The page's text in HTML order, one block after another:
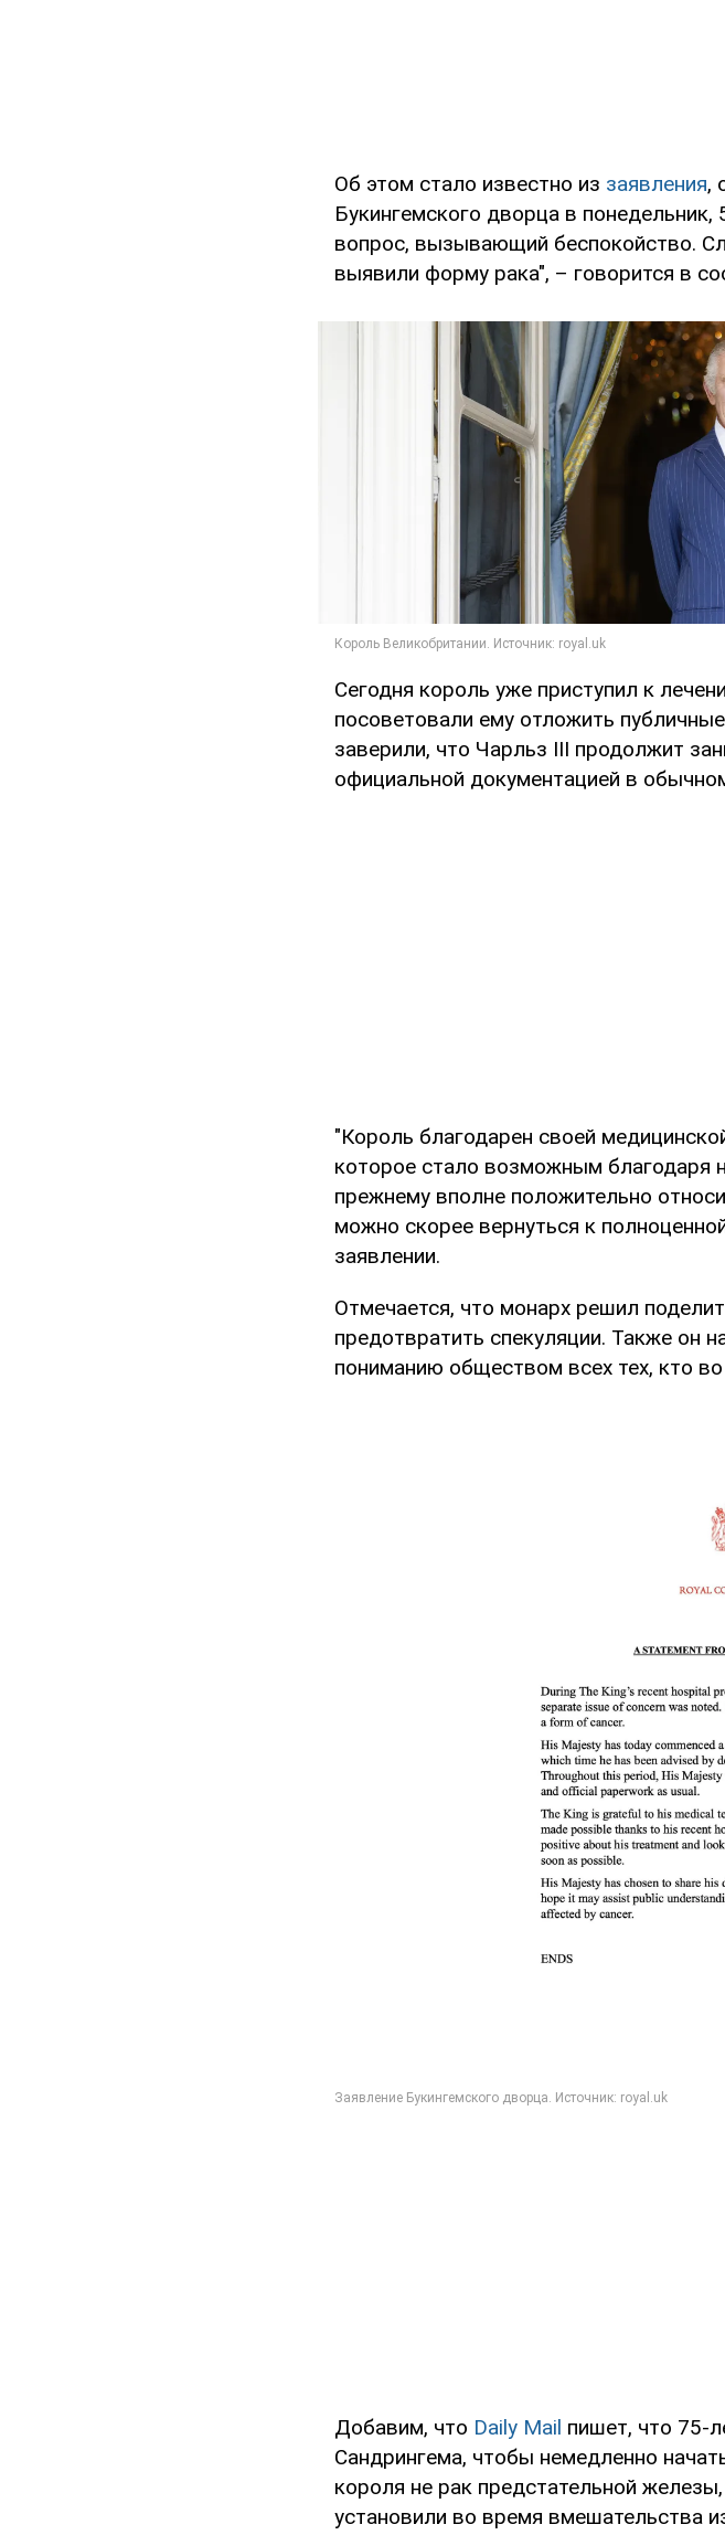
Об этом стало известно из заявления,
Букингемского дворца в
вопрос, вызывающий беспокойство.
выявили форму рака", – говорится в
Сегодня король уже приступил к
посоветовали ему отложить
заверили, что Чарльз ІІІ продолжит
официальной документацией в
"Король благодарен своей
которое стало возможным благодаря
прежнему вполне положительно
можно скорее вернуться к
заявлении.
Отмечается, что монарх решил
предотвратить спекуляции. Также он
пониманию обществом всех тех, кто
Добавим, что Daily Mail пишет, что 75-
Сандрингема, чтобы немедленно
короля не рак предстательной
установили во время вмешательства